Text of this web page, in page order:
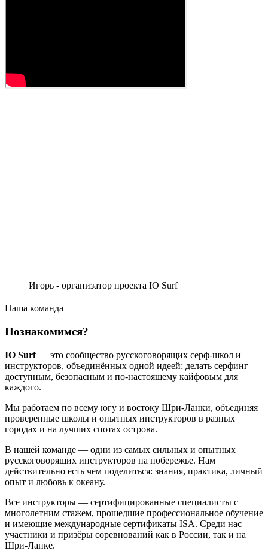
Игорь - организатор проекта IO Surf
Наша команда
Познакомимся?
IO Surf— это сообщество русскоговорящих серф-школ и
инструкторов, объединённых одной идеей: делать серфинг
доступным, безопасным и по-настоящему кайфовым для
каждого.
Мы работаем по всему югу и востоку Шри-Ланки, объединяя
проверенные школы и опытных инструкторов в разных
городах и на лучших спотах острова.
В нашей команде — одни из самых сильных и опытных
русскоговорящих инструкторов на побережье. Нам
действительно есть чем поделиться: знания, практика, личный
опыт и любовь к океану.
Все инструкторы — сертифицированные специалисты с
многолетним стажем, прошедшие профессиональное обучение
и имеющие международные сертификаты ISA. Среди нас —
участники и призёры соревнований как в России, так и на
Шри-Ланке.